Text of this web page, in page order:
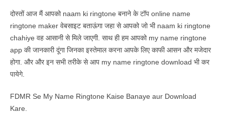
दोस्तों आज मैं आपको naam ki ringtone बनाने के टॉप online name
ringtone maker वेबसाइट बताऊंगा जहा से आपको जो भी naam ki ringtone
chahiye वह आसानी से मिले जाएगी. साथ ही हम आपको my name ringtone
app की जानकारी दूंगा जिनका इस्तेमाल करना आपके लिए काफी आसन और मजेदार
होगा. और और इन सभी तरीके से आप my name ringtone download भी कर
पायेगे.
FDMR Se My Name Ringtone Kaise Banaye aur Download
Kare.